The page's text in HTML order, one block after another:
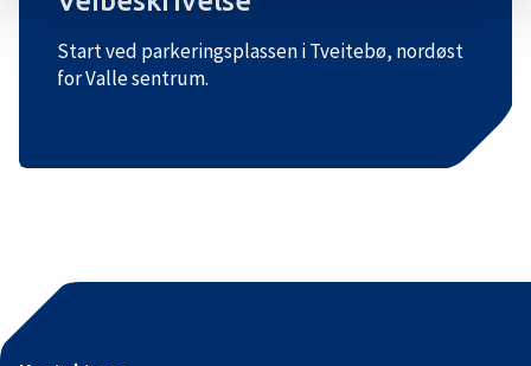
Start ved parkeringsplassen i Tveitebø, nordøst
for Valle sentrum.